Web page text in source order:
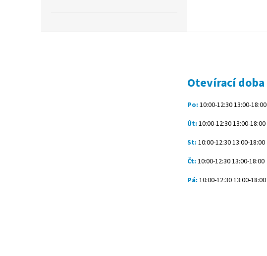
Otevírací doba
Po: 10:00-12:30 13:00-18:00
Út: 10:00-12:30 13:00-18:00
St: 10:00-12:30 13:00-18:00
Čt: 10:00-12:30 13:00-18:00
Pá: 10:00-12:30 13:00-18:00